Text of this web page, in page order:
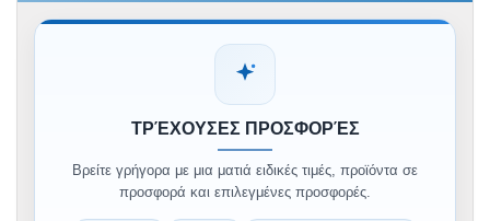
ΤΡΈΧΟΥΣΕΣ ΠΡΟΣΦΟΡΈΣ
Βρείτε γρήγορα με μια ματιά ειδικές τιμές, προϊόντα σε
προσφορά και επιλεγμένες προσφορές.